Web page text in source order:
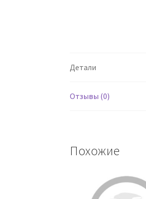
Детали
Отзывы (0)
Похожие